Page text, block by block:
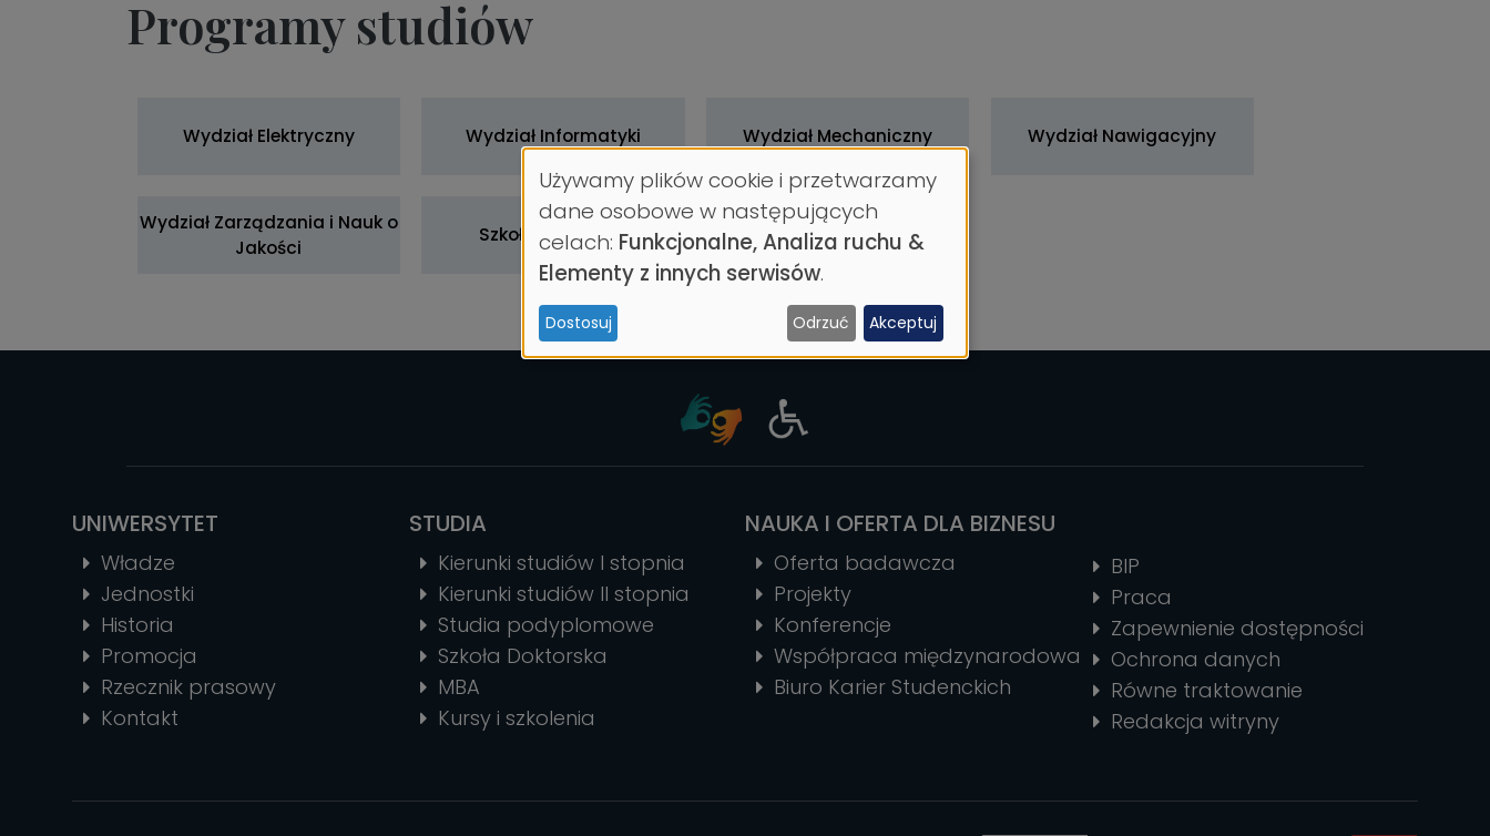
Programy studiów
Wydział Elektryczny Wydział Informatyki Wydział Mechaniczny Wydział Nawigacyjny
Wydział Zarządzania i Nauk o
Jakości
Szkoła doktorska
UNIWERSYTET
Władze
Jednostki
Historia
Promocja
Rzecznik prasowy
Kontakt
STUDIA
Kierunki studiów I stopnia
Kierunki studiów II stopnia
Studia podyplomowe
Szkoła Doktorska
MBA
Kursy i szkolenia
NAUKA I OFERTA DLA BIZNESU
Oferta badawcza
Projekty
Konferencje
Współpraca międzynarodowa
Biuro Karier Studenckich
BIP
Praca
Zapewnienie dostępności
Ochrona danych
Równe traktowanie
Redakcja witryny
Wykorzystanie
danych
osobowych
i
Używamy plików cookie i przetwarzamy
dane osobowe w następujących
celach: Funkcjonalne, Analiza ruchu &
Elementy z innych serwisów.
Dostosuj Odrzuć Akceptuj